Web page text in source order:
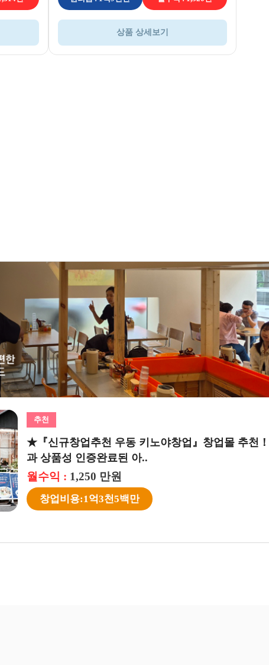
상품 상세보기
추천
★『신규창업추천 우동 키노야창업』창업몰 추천！ 맛
과 상품성 인증완료된 아..
월수익 :1,250 만원
창업비용:1억3천5백만